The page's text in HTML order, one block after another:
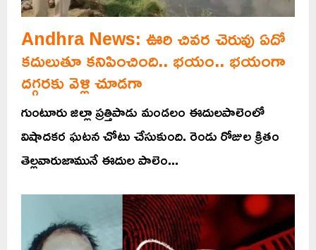
Andhra News: ఊరి చివర చెరువు ఏదో
కదులుతూ కనిపించింది.. భయం.. భయంగా
దగ్గరకు వెళ్లి చూడగా
గుంటూరు జిల్లా ప్రత్తిపాడు మండలం ఈదులపాలెంలో
విషాదకర ఘటన చోటు చేసుకుంది. రెండు రోజుల క్రితం
తెల్లవారుజామునే ఈదుల పాలెం...